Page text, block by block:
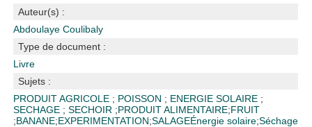
Auteur(s) :
Abdoulaye Coulibaly
Type de document :
Livre
Sujets :
PRODUIT AGRICOLE ; POISSON ; ENERGIE SOLAIRE ;
SECHAGE ;SECHOIR ;PRODUIT ALIMENTAIRE;FRUIT
;BANANE;EXPERIMENTATION;SALAGEÉnergie solaire;Séchage